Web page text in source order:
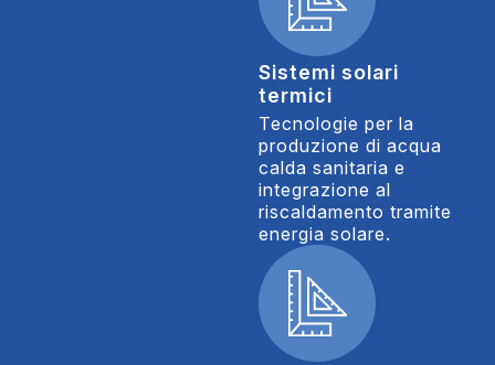
Sistemi solari
termici
Tecnologie per la
produzione di acqua
calda sanitaria e
integrazione al
riscaldamento tramite
energia solare.